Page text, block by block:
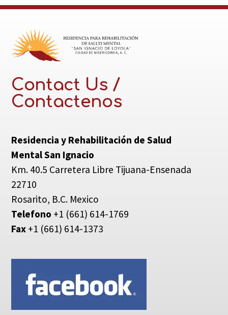
Contact Us /
Contactenos
Residencia y Rehabilitación de Salud
Mental San Ignacio
Km. 40.5 Carretera Libre Tijuana-Ensenada
22710
Rosarito, B.C. Mexico
Telefono +1 (661) 614-1769
Fax +1 (661) 614-1373